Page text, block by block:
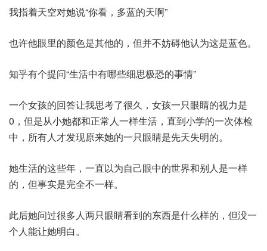
我指着天空对她说“你看，多蓝的天啊”
也许他眼里的颜色是其他的，但并不妨碍他认为这是蓝色。
知乎有个提问“生活中有哪些细思极恐的事情”
一个女孩的回答让我思考了很久，女孩一只眼睛的视力是
0，但是从小她都和正常人一样生活，直到小学的一次体检
中，所有人才发现原来她的一只眼睛是先天失明的。
她生活的这些年，一直以为自己眼中的世界和别人是一样
的，但事实是完全不一样。
此后她问过很多人两只眼睛看到的东西是什么样的，但没一
个人能让她明白。